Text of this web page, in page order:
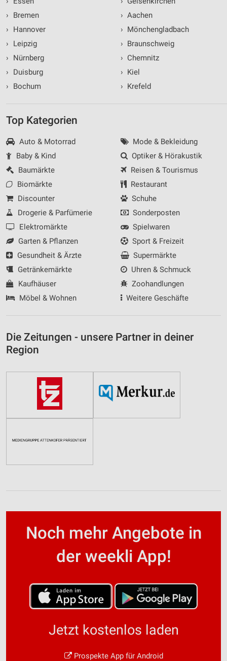
›
Bremen
›
Hannover
›
Leipzig
›
Nürnberg
›
Duisburg
›
Bochum
› Aachen
› Mönchengladbach
› Braunschweig
› Chemnitz
› Kiel
› Krefeld
Top Kategorien
Auto & Motorrad
Baby & Kind
Baumärkte
Biomärkte
Discounter
Drogerie & Parfümerie
Elektromärkte
Garten & Pflanzen
Gesundheit & Ärzte
Getränkemärkte
Kaufhäuser
Möbel & Wohnen
Mode & Bekleidung
Optiker & Hörakustik
Reisen & Tourismus
Restaurant
Schuhe
Sonderposten
Spielwaren
Sport & Freizeit
Supermärkte
Uhren & Schmuck
Zoohandlungen
Weitere Geschäfte
Die Zeitungen - unsere Partner in deiner
Region
Noch mehr Angebote in
der weekli App!
Jetzt kostenlos laden
Prospekte App für Android